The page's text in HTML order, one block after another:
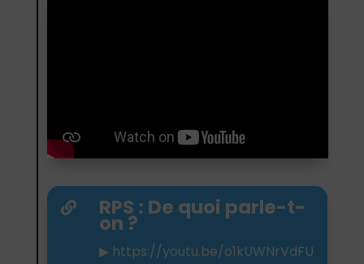
 RPS : De quoi parle-t-
on ?
▶ https://youtu.be/o1kUWNrVdFU